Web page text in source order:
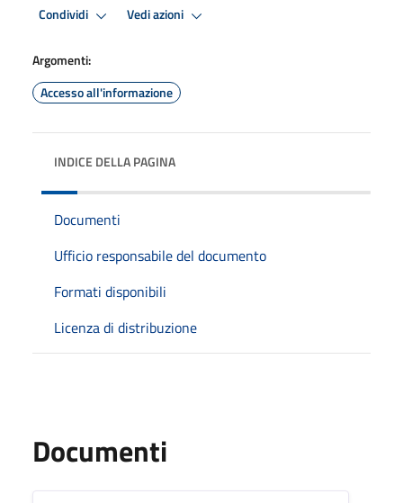
Condividi Vedi azioni
Argomenti:
Accesso all'informazione
INDICE DELLA PAGINA
Documenti
Ufficio responsabile del documento
Formati disponibili
Licenza di distribuzione
Documenti